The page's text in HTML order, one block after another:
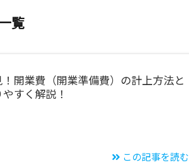
覧
開業費（開業準備費）の計上方法と
すく解説！
この記事を読む